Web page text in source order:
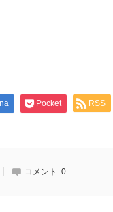
Pocket RSS
コメント: 0